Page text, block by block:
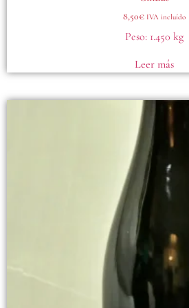
8,50€ IVA incluído
Peso:1.450 kg
Leer más